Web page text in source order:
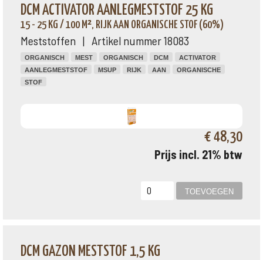
DCM ACTIVATOR AANLEGMESTSTOF 25 KG
15 - 25 KG / 100 M², RIJK AAN ORGANISCHE STOF (60%)
Meststoffen | Artikel nummer 18083
ORGANISCH MEST ORGANISCH DCM
ACTIVATOR
AANLEGMESTSTOF
MSUP RIJK AAN
ORGANISCHE
STOF
€ 48,30
Prijs incl. 21% btw
DCM GAZON MESTSTOF 1,5 KG